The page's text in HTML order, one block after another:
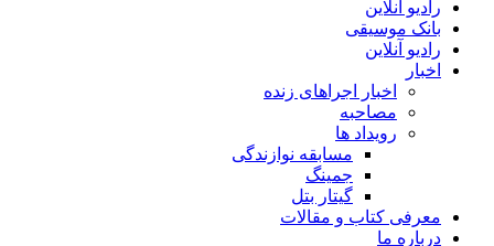
رادیو آنلاین
بانک موسیقی
رادیو آنلاین
اخبار
اخبار اجراهای زنده
مصاحبه
رویداد ها
مسابقه نوازندگی
جمینگ
گیتار بتل
معرفی کتاب و مقالات
درباره ما